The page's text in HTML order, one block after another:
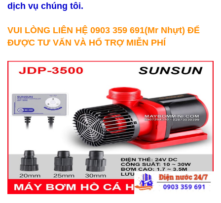
dịch vụ chúng tôi.
VUI LÒNG LIÊN HỆ 0903 359 691(Mr Nhựt) ĐỂ
ĐƯỢC TƯ VẤN VÀ HỔ TRỢ MIỄN PHÍ